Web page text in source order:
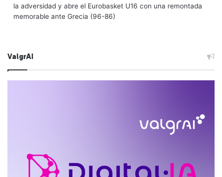
la adversidad y abre el Eurobasket U16 con una remontada
memorable ante Grecia (96-86)
ValgrAI